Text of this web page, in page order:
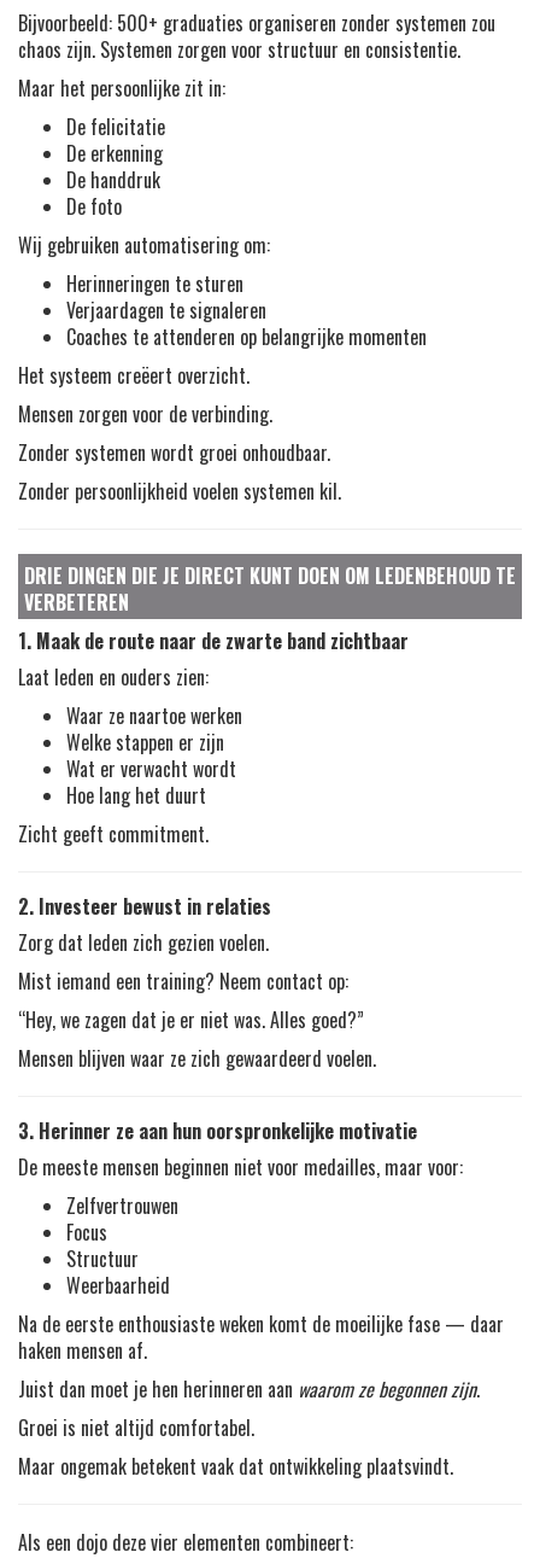
Bijvoorbeeld: 500+ graduaties organiseren zonder systemen zou
chaos zijn. Systemen zorgen voor structuur en consistentie.
Maar het persoonlijke zit in:
De felicitatie
De erkenning
De handdruk
De foto
Wij gebruiken automatisering om:
Herinneringen te sturen
Verjaardagen te signaleren
Coaches te attenderen op belangrijke momenten
Het systeem creëert overzicht.
Mensen zorgen voor de verbinding.
Zonder systemen wordt groei onhoudbaar.
Zonder persoonlijkheid voelen systemen kil.
DRIE DINGEN DIE JE DIRECT KUNT DOEN OM LEDENBEHOUD TE
VERBETEREN
1. Maak de route naar de zwarte band zichtbaar
Laat leden en ouders zien:
Waar ze naartoe werken
Welke stappen er zijn
Wat er verwacht wordt
Hoe lang het duurt
Zicht geeft commitment.
2. Investeer bewust in relaties
Zorg dat leden zich gezien voelen.
Mist iemand een training? Neem contact op:
“Hey, we zagen dat je er niet was. Alles goed?”
Mensen blijven waar ze zich gewaardeerd voelen.
3. Herinner ze aan hun oorspronkelijke motivatie
De meeste mensen beginnen niet voor medailles, maar voor:
Zelfvertrouwen
Focus
Structuur
Weerbaarheid
Na de eerste enthousiaste weken komt de moeilijke fase — daar
haken mensen af.
Juist dan moet je hen herinneren aan waarom ze begonnen zijn.
Groei is niet altijd comfortabel.
Maar ongemak betekent vaak dat ontwikkeling plaatsvindt.
Als een dojo deze vier elementen combineert: